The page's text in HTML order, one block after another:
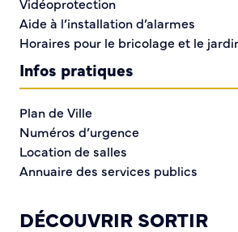
au transports de matières
prévention et la gestion de ces
responsabilité partagée entre les
chaque citoyen.
Situation du risque à
Les risques identifiés au niveau de
au nombre de quatre :
Pour les risques naturels : le risque
Pour les risques technologiques : le
Aide à l’installation d’alarmes
Horaires pour le bricolage et le
Infos pratiques
Plan de Ville
Numéros d’urgence
Location de salles
Annuaire des services publics
DÉCOUVRIR SORTIR